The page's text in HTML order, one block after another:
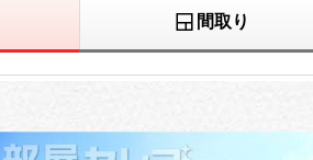
間取り